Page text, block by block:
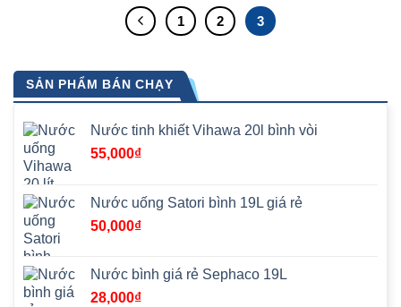
1 2 3
SẢN PHẨM BÁN CHẠY
Nước tinh khiết Vihawa 20l bình vòi
55,000₫
Nước uống Satori bình 19L giá rẻ
50,000₫
Nước bình giá rẻ Sephaco 19L
28,000₫